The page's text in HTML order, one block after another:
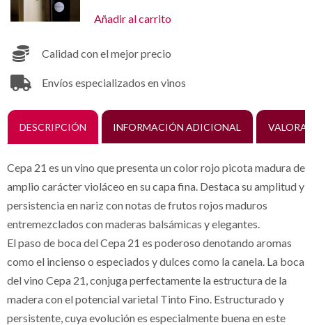
Añadir al carrito
Calidad con el mejor precio
Envíos especializados en vinos
DESCRIPCIÓN INFORMACIÓN ADICIONAL
Cepa 21 es un vino que presenta un color rojo picota madura de
amplio carácter violáceo en su capa fina. Destaca su amplitud y
persistencia en nariz con notas de frutos rojos maduros
entremezclados con maderas balsámicas y elegantes.
El paso de boca del Cepa 21 es poderoso denotando aromas
como el incienso o especiados y dulces como la canela. La boca
del vino Cepa 21, conjuga perfectamente la estructura de la
madera con el potencial varietal Tinto Fino. Estructurado y
persistente, cuya evolución es especialmente buena en este